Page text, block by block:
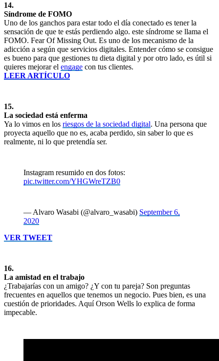
14.
Síndrome de FOMO
Uno de los ganchos para estar todo el día conectado es tener la
sensación de que te estás perdiendo algo. este síndrome se llama el
FOMO. Fear Of Missing Out. Es uno de los mecanismo de la
adicción a según que servicios digitales. Entender cómo se consigue
es bueno para que gestiones tu dieta digital y por otro lado, es útil si
quieres mejorar el engage con tus clientes.
LEER ARTÍCULO
15.
La sociedad está enferma
Ya lo vimos en los riesgos de la sociedad digital. Una persona que
proyecta aquello que no es, acaba perdido, sin saber lo que es
realmente, ni lo que pretendía ser.
Instagram resumido en dos fotos:
pic.twitter.com/YHGWreTZB0
— Alvaro Wasabi (@alvaro_wasabi) September 6,
2020
VER TWEET
16.
La amistad en el trabajo
¿Trabajarías con un amigo? ¿Y con tu pareja? Son preguntas
frecuentes en aquellos que tenemos un negocio. Pues bien, es una
cuestión de prioridades. Aquí Orson Wells lo explica de forma
impecable.